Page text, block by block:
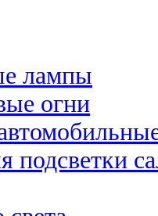
лампы
огни
подсветки